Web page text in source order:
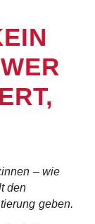
– wie
den
geben.